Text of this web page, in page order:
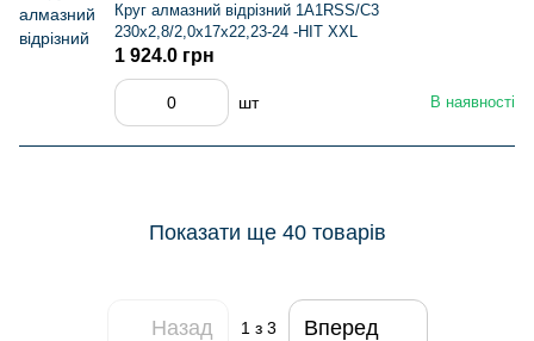
Круг алмазний вiдрiзний 1A1RSS/C3
230x2,8/2,0x17x22,23-24 -HIT XXL
В наявності
1 924.0 грн
шт
Показати ще 40 товарів
Назад 1 з 3 Вперед